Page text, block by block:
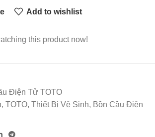
Add to wishlist
this product now!
Điện Tử TOTO
TOTO, Thiết Bị Vệ Sinh, Bồn Cầu Điện